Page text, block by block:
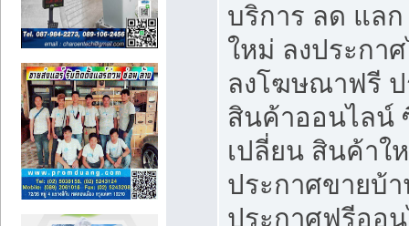
บริการ ลด แล
ใหม่ ลงประกา
ลงโฆษณาฟรี
สินค้าออนไลน์
เปลี่ยน สินค้าใ
ประกาศขายบ้
ประกาศฟรีออ